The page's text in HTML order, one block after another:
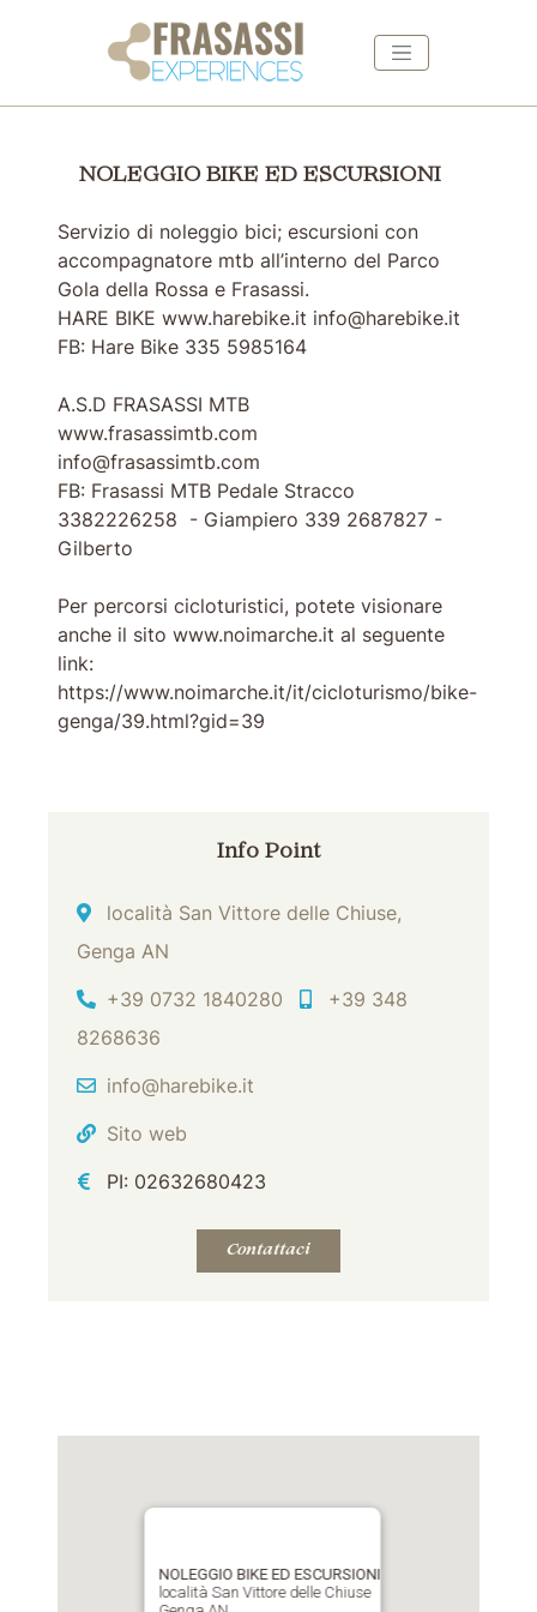
NOLEGGIO BIKE ED ESCURSIONI
Servizio di noleggio bici; escursioni con
accompagnatore mtb all’interno del Parco
Gola della Rossa e Frasassi.
HARE BIKE www.harebike.it info@harebike.it
FB: Hare Bike 335 5985164
A.S.D FRASASSI MTB
www.frasassimtb.com
info@frasassimtb.com
FB: Frasassi MTB Pedale Stracco
3382226258 - Giampiero 339 2687827 -
Gilberto
Per percorsi cicloturistici, potete visionare
anche il sito www.noimarche.it al seguente
link:
https://www.noimarche.it/it/cicloturismo/bike-
genga/39.html?gid=39
Info Point
Indirizzo
località San Vittore delle Chiuse,
Genga AN
Tel
+39 0732 1840280 Cell
+39 348
8268636
Email
info@harebike.it
Sito web
PI: 02632680423
Contattaci
NOLEGGIO BIKE ED ESCURSIONI
località San Vittore delle Chiuse